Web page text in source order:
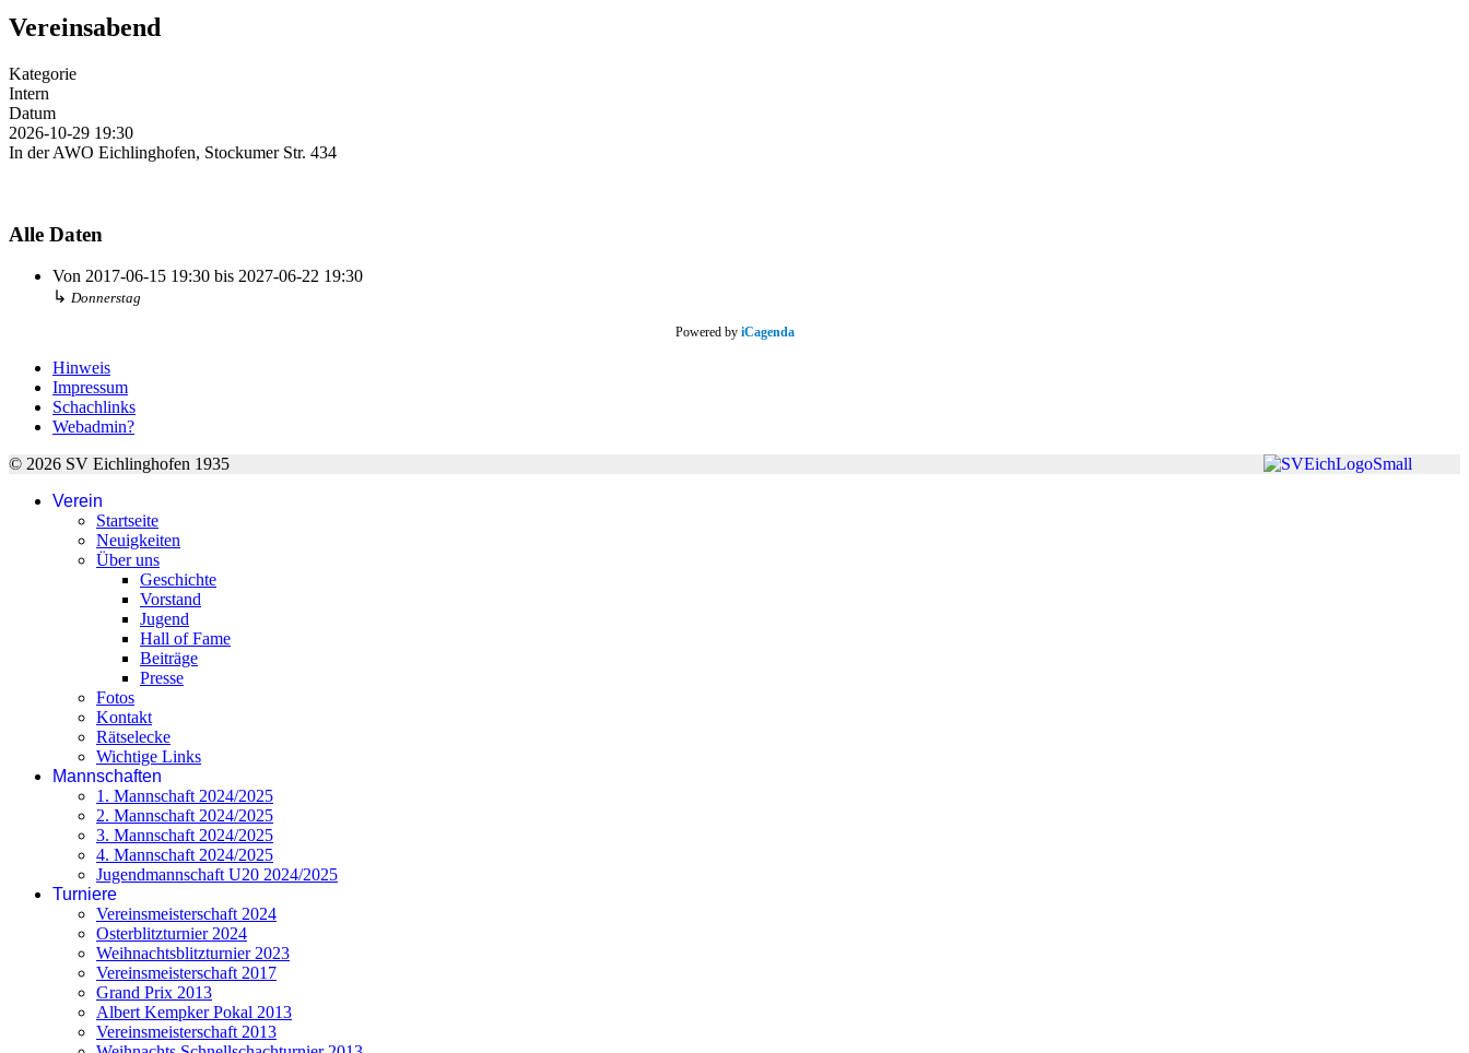
Vereinsabend
Kategorie
Intern
Datum
2026-10-29 19:30
In der AWO Eichlinghofen, Stockumer Str. 434
Alle Daten
Von 2017-06-15 19:30 bis 2027-06-22 19:30
↳ Donnerstag
Powered by iCagenda
Hinweis
Impressum
Schachlinks
Webadmin?
© 2026 SV Eichlinghofen 1935
Verein
Startseite
Neuigkeiten
Über uns
Geschichte
Vorstand
Jugend
Hall of Fame
Beiträge
Presse
Fotos
Kontakt
Rätselecke
Wichtige Links
Mannschaften
1. Mannschaft 2024/2025
2. Mannschaft 2024/2025
3. Mannschaft 2024/2025
4. Mannschaft 2024/2025
Jugendmannschaft U20 2024/2025
Turniere
Vereinsmeisterschaft 2024
Osterblitzturnier 2024
Weihnachtsblitzturnier 2023
Vereinsmeisterschaft 2017
Grand Prix 2013
Albert Kempker Pokal 2013
Vereinsmeisterschaft 2013